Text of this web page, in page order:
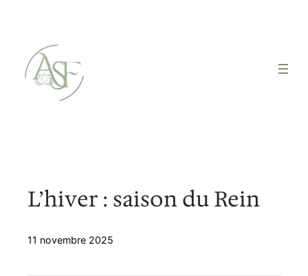
L’hiver : saison du Rein
11 novembre 2025